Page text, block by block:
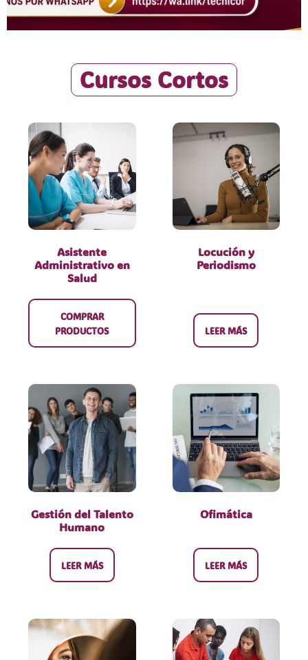
Cursos Cortos
Asistente
Administrativo en
Salud
COMPRAR
PRODUCTOS
Locución y
Periodismo
LEER MÁS
Gestión del Talento
Humano
LEER MÁS
Ofimática
LEER MÁS